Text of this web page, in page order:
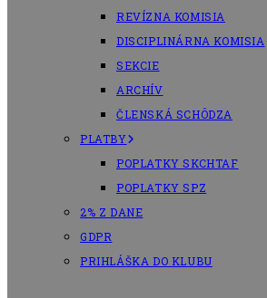
REVÍZNA KOMISIA
DISCIPLINÁRNA KOMISIA
SEKCIE
ARCHÍV
ČLENSKÁ SCHÔDZA
PLATBY
POPLATKY SKCHTAF
POPLATKY SPZ
2% Z DANE
GDPR
PRIHLÁŠKA DO KLUBU